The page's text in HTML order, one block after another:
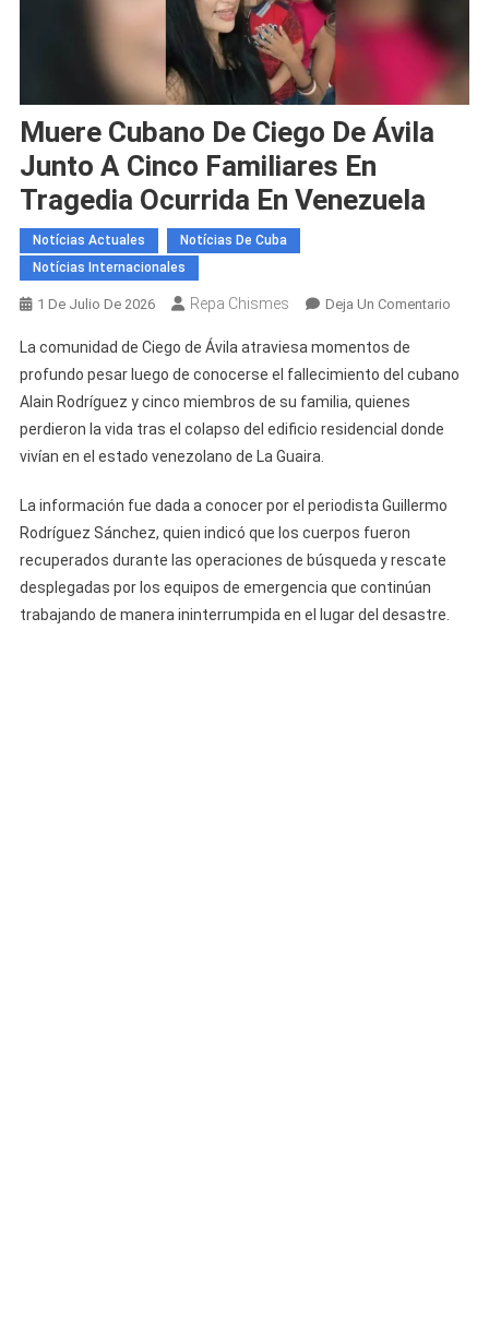
Muere Cubano De Ciego De Ávila
Junto A Cinco Familiares En
Tragedia Ocurrida En Venezuela
Notícias Actuales
Notícias De Cuba
Notícias Internacionales
1 De Julio De 2026 Repa Chismes Deja Un ComentarioEn
De
La comunidad de Ciego de Ávila atraviesa momentos de
profundo pesar luego de conocerse el fallecimiento del cubano
Alain Rodríguez y cinco miembros de su familia, quienes
perdieron la vida tras el colapso del edificio residencial donde
vivían en el estado venezolano de La Guaira.
La información fue dada a conocer por el periodista Guillermo
Rodríguez Sánchez, quien indicó que los cuerpos fueron
recuperados durante las operaciones de búsqueda y rescate
desplegadas por los equipos de emergencia que continúan
trabajando de manera ininterrumpida en el lugar del desastre.